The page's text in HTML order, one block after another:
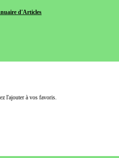
d'Articles
l'ajouter à vos favoris.